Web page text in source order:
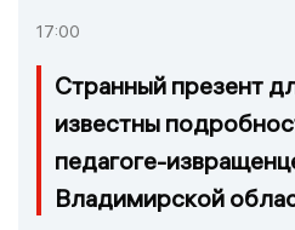
17:00
Странный презент
известны
педагоге-
Владимирской